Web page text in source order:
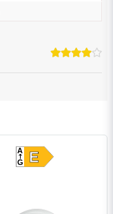
E
A
G